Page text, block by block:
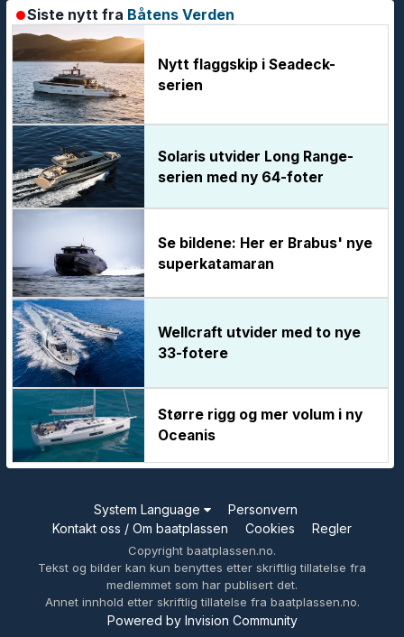
Siste nytt fra Båtens Verden
Nytt flaggskip i Seadeck-
serien
Solaris utvider Long Range-
serien med ny 64-foter
Se bildene: Her er Brabus' nye
superkatamaran
Wellcraft utvider med to nye
33-fotere
Større rigg og mer volum i ny
Oceanis
System Language
Personvern
Kontakt oss / Om baatplassen
Cookies Regler
Copyright baatplassen.no.
Tekst og bilder kan kun benyttes etter skriftlig tillatelse fra
medlemmet som har publisert det.
Annet innhold etter skriftlig tillatelse fra baatplassen.no.
Powered by Invision Community